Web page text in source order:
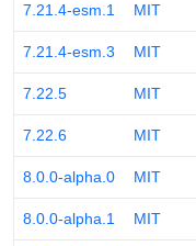
7.21.4-esm.1 MIT
7.21.4-esm.3 MIT
7.22.5 MIT
7.22.6 MIT
8.0.0-alpha.0 MIT
8.0.0-alpha.1 MIT